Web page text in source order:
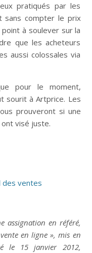
pratiqués par les
sans compter le prix
à soulever sur la
que les acheteurs
aussi colossales via
pour le moment,
sourit à Artprice. Les
prouveront si une
visé juste.
des ventes
assignation en référé,
en ligne»,mis en
le 15 janvier 2012,